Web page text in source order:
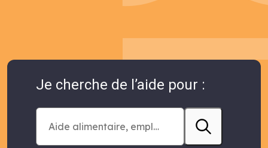
Je cherche de l’aide pour :